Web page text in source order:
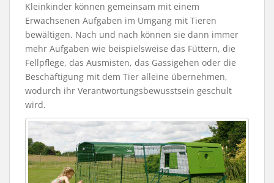
Kleinkinder können gemeinsam mit einem
Erwachsenen Aufgaben im Umgang mit Tieren
bewältigen. Nach und nach können sie dann immer
mehr Aufgaben wie beispielsweise das Füttern, die
Fellpflege, das Ausmisten, das Gassigehen oder die
Beschäftigung mit dem Tier alleine übernehmen,
wodurch ihr Verantwortungsbewusstsein geschult
wird.